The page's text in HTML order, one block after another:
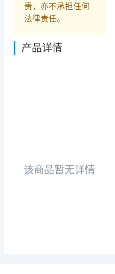
责，亦不承担任何
法律责任。
产品详情
该商品暂无详情